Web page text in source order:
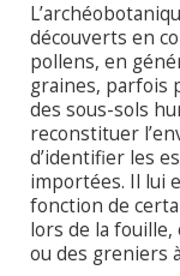
découverts en
pollens, en
graines, parfois
des sous-sols
reconstituer
d’identifier les
importées. Il lui
fonction de
lors de la
ou des greniers